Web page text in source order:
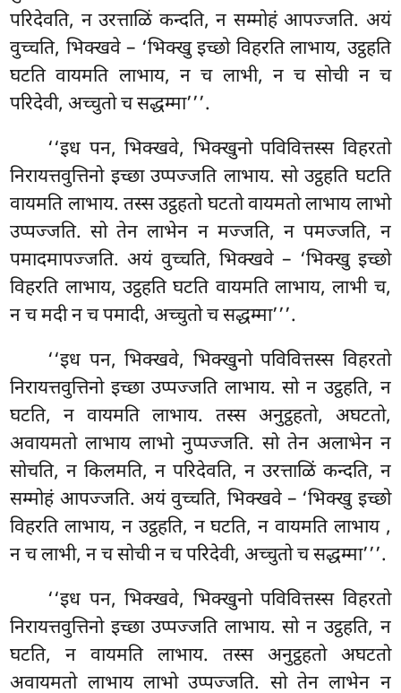
परिदेवति, न उरत्ताळिं कन्दति, न सम्मोहं आपज्जति. अयं
वुच्चति, भिक्खवे – ‘भिक्खु इच्छो विहरति लाभाय, उट्ठहति
घटति वायमति लाभाय, नच लाभी, न च सोची न च
परिदेवी, अच्चुतो च सद्धम्मा’’’.
‘‘इध पन, भिक्खवे, भिक्खुनो पविवित्तस्स विहरतो
निरायत्तवुत्तिनो इच्छा उप्पज्जति लाभाय. सो उट्ठहति घटति
वायमति लाभाय. तस्सउट्ठहतो घटतो वायमतो लाभाय लाभो
उप्पज्जति. सो तेन लाभेन न मज्जति, न पमज्जति, न
पमादमापज्जति. अयं वुच्चति, भिक्खवे – ‘भिक्खु इच्छो
विहरति लाभाय, उट्ठहति घटति वायमति लाभाय, लाभी च,
न च मदी न च पमादी, अच्चुतो च सद्धम्मा’’’.
‘‘इध पन, भिक्खवे, भिक्खुनो पविवित्तस्स विहरतो
निरायत्तवुत्तिनो इच्छा उप्पज्जति लाभाय. सो न उट्ठहति, न
घटति, न वायमति लाभाय. तस्स अनुट्ठहतो, अघटतो,
अवायमतो लाभाय लाभो नुप्पज्जति. सो तेन अलाभेन न
सोचति, न किलमति, न परिदेवति, न उरत्ताळिं कन्दति, न
सम्मोहं आपज्जति. अयं वुच्चति, भिक्खवे – ‘भिक्खु इच्छो
विहरति लाभाय, न उट्ठहति, न घटति, न वायमति लाभाय ,
न च लाभी, न च सोची न च परिदेवी, अच्चुतो च सद्धम्मा’’’.
‘‘इध पन, भिक्खवे, भिक्खुनो पविवित्तस्स विहरतो
निरायत्तवुत्तिनो इच्छा उप्पज्जति लाभाय. सो न उट्ठहति, न
घटति, न वायमति लाभाय. तस्स अनुट्ठहतो अघटतो
अवायमतो लाभाय लाभो उप्पज्जति. सो तेन लाभेन न